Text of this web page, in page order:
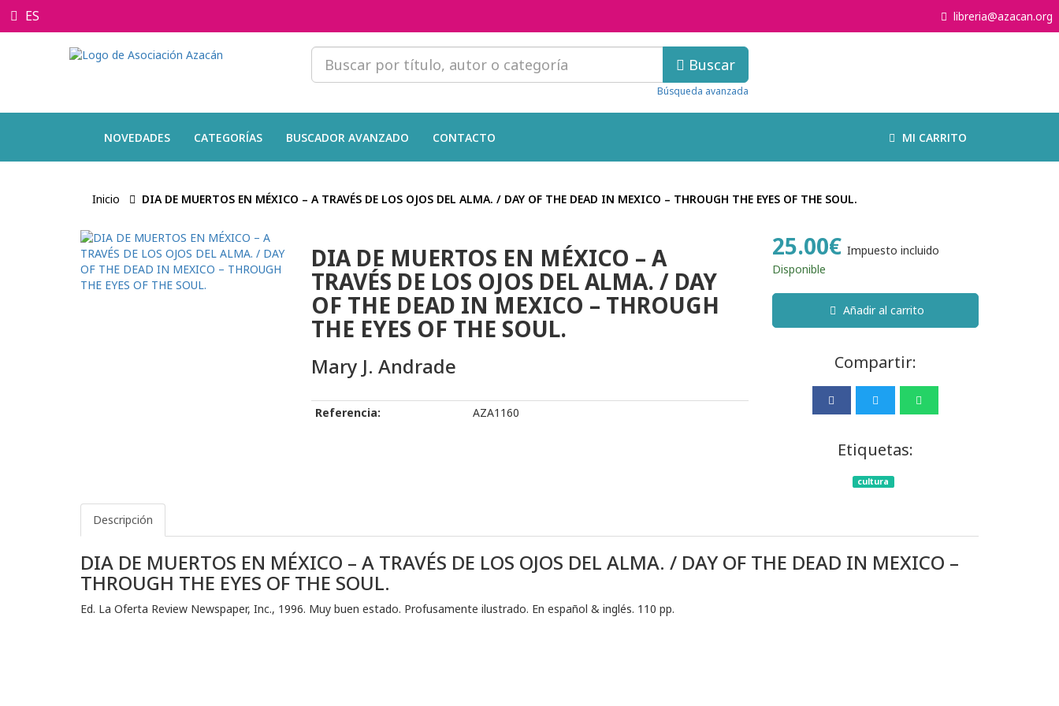
ES libreria@azacan.org
Buscar
Búsqueda avanzada
NOVEDADES CATEGORÍAS BUSCADOR AVANZADO CONTACTO MI CARRITO
Inicio DIA DE MUERTOS EN MÉXICO – A TRAVÉS DE LOS OJOS DEL ALMA. / DAY OF THE DEAD IN MEXICO – THROUGH THE EYES OF THE SOUL.
DIA DE MUERTOS EN MÉXICO – A
TRAVÉS DE LOS OJOS DEL ALMA. / DAY
OF THE DEAD IN MEXICO – THROUGH
THE EYES OF THE SOUL.
Mary J. Andrade
Referencia: AZA1160
25.00€ Impuesto incluido
Disponible
Añadir al carrito
Compartir:
Etiquetas:
cultura
Descripción
DIA DE MUERTOS EN MÉXICO – A TRAVÉS DE LOS OJOS DEL ALMA. / DAY OF THE DEAD IN MEXICO –
THROUGH THE EYES OF THE SOUL.
Ed. La Oferta Review Newspaper, Inc., 1996. Muy buen estado. Profusamente ilustrado. En español & inglés. 110 pp.